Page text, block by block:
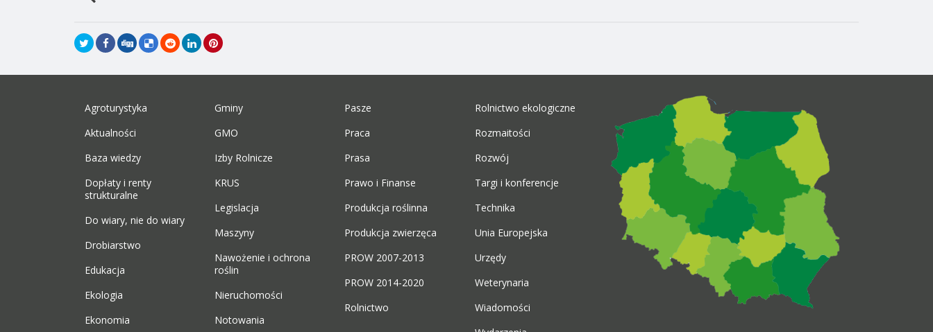
Agroturystyka
Aktualności
Baza wiedzy
Dopłaty i renty
strukturalne
Do wiary, nie do wiary
Drobiarstwo
Edukacja
Ekologia
Ekonomia
Gminy
GMO
Izby Rolnicze
KRUS
Legislacja
Maszyny
Nawożenie i ochrona
roślin
Nieruchomości
Notowania
Pasze
Praca
Prasa
Prawo i Finanse
Produkcja roślinna
Produkcja zwierzęca
PROW 2007-2013
PROW 2014-2020
Rolnictwo
Rolnictwo ekologiczne
Rozmaitości
Rozwój
Targi i konferencje
Technika
Unia Europejska
Urzędy
Weterynaria
Wiadomości